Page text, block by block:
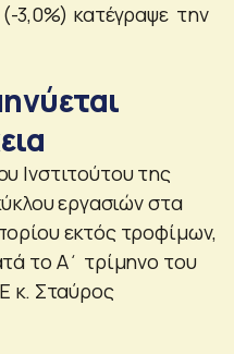
3,0%) κατέγραψε την
Ινστιτούτου της
εργασιών στα
εκτός τροφίμων,
το Α΄ τρίμηνο του
κ. Σταύρος